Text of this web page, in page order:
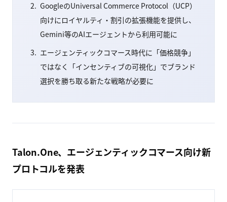
GoogleのUniversal Commerce Protocol（UCP）
向けにロイヤルティ・割引の拡張機能を提供し、
Gemini等のAIエージェントから利用可能に
エージェンティックコマース時代に「価格競争」
ではなく「インセンティブの可視化」でブランド
選択を勝ち取る新たな戦略が必要に
Talon.One、エージェンティックコマース向け新
プロトコルを発表